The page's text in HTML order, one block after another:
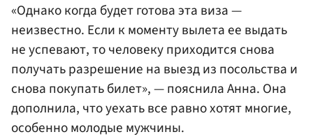
«Однако когда будет готова эта виза —
неизвестно. Если к моменту вылета ее выдать
не успевают, то человеку приходится снова
получать разрешение на выезд из посольства и
снова покупать билет», — пояснила Анна. Она
дополнила, что уехать все равно хотят многие,
особенно молодые мужчины.